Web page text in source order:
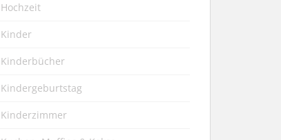
Hochzeit
Kinder
Kinderbücher
Kindergeburtstag
Kinderzimmer